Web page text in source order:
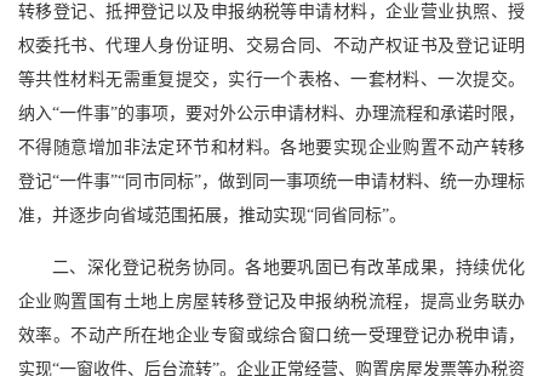
转移登记、抵押登记以及申报纳税等申请材料，企业营业执照、授
权委托书、代理人身份证明、交易合同、不动产权证书及登记证明
等共性材料无需重复提交，实行一个表格、一套材料、一次提交。
纳入“一件事”的事项，要对外公示申请材料、办理流程和承诺时限，
不得随意增加非法定环节和材料。各地要实现企业购置不动产转移
登记“一件事”“同市同标”，做到同一事项统一申请材料、统一办理标
准，并逐步向省域范围拓展，推动实现“同省同标”。
二、深化登记税务协同。各地要巩固已有改革成果，持续优化
企业购置国有土地上房屋转移登记及申报纳税流程，提高业务联办
效率。不动产所在地企业专窗或综合窗口统一受理登记办税申请，
实现“一窗收件、后台流转”。企业正常经营、购置房屋发票等办税资